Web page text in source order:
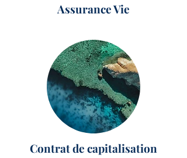
Assurance Vie
Contrat de capitalisation